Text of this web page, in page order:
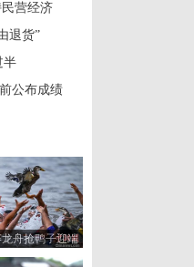
营经济
退货”
半
公布成绩
舟抢鸭子迎端
午